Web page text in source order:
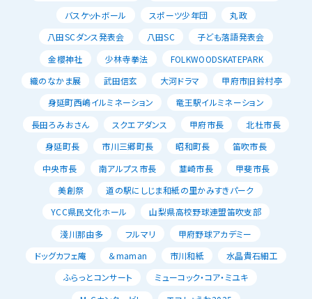
バスケットボール
スポーツ少年団
丸政
八田SCダンス発表会
八田SC
子ども落語発表会
金櫻神社
少林寺拳法
FOLKWOODSKATEPARK
織のなかま展
武田信玄 大河ドラマ
甲府市旧鈴村亭
身延町西嶋イルミネーション
竜王駅イルミネーション
長田ろみおさん
スクエアダンス 甲府市長
北杜市長
身延町長
市川三郷町長 昭和町長
笛吹市長
中央市長
南アルプス市長 韮崎市長
甲斐市長
美創祭
道の駅にしじま和紙の里かみすきパーク
YCC県民文化ホール
山梨県高校野球連盟笛吹支部
淺川那由多
フルマリ
甲府野球アカデミー
ドッグカフェ庵
＆maman 市川和紙
水晶貴石細工
ふらっとコンサート
ミューコック・コア・ミユキ